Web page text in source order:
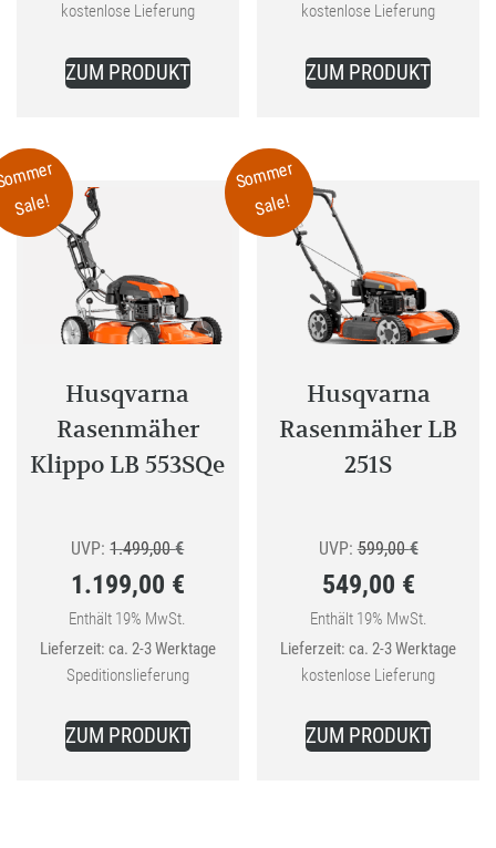
899,00 €
Preis
ist:
699,00 €.
kostenlose Lieferung
ZUM PRODUKT
1.049,00
Preis
ist:
879,00 €.
kostenlose Lieferung
ZUM PRODUKT
Sale!
Husqvarna
Rasenmäher
Klippo LB 553SQe
UVP: 1.499,00€Ursprünglicher
Preis
1.499,00 €
1.199,00 €
Aktueller
Preis
1.199,00 €.
Enthält 19% MwSt.
Lieferzeit: ca. 2-3 Werktage
Speditionslieferung
ZUM PRODUKT
Sommer
Sale!
Husqvarna
Rasenmäher LB
251S
UVP: 599,00€
war:
599,00 €
549,00 €
Aktueller
Preis
549,00 €.
Enthält 19% MwSt.
Lieferzeit: ca. 2-3 Werktage
kostenlose Lieferung
ZUM PRODUKT